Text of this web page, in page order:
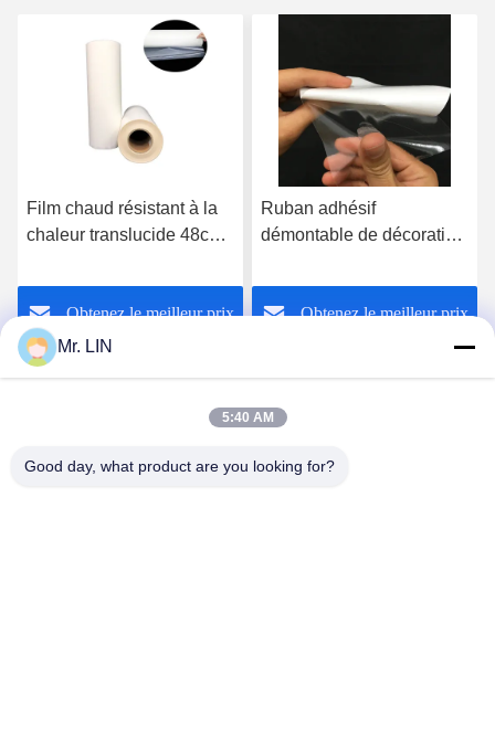
Film chaud résistant à la
chaleur translucide 48cm
pour le tissu de polyester
Obtenez le meilleur prix
Ruban adhésif
démontable de décoration
chaleur de ruban adhésif
Obtenez le meilleur prix
Guangdong Jinhonghai New Material
Mr. LIN
5:40 AM
Good day, what product are you looking for?